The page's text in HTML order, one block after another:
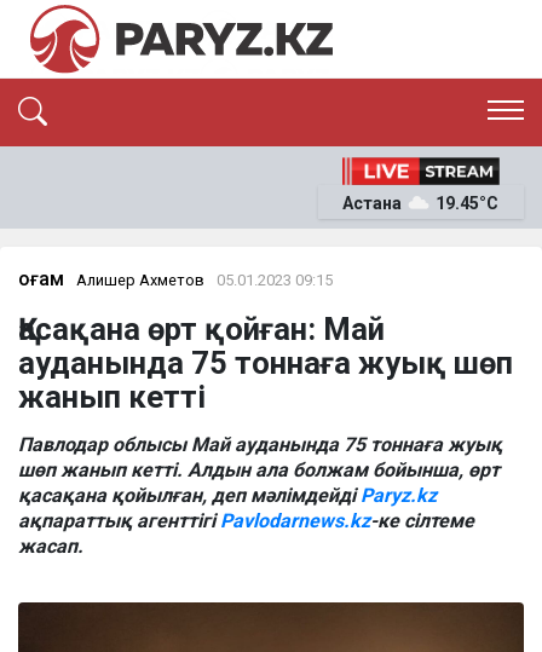
ЭКОНОМИКА
ОҚИҒА
News
Астана 19.45°C
Қоғам Алишер Ахметов 05.01.2023 09:15
Қасақана өрт қойған: Май
ауданында 75 тоннаға жуық шөп
жанып кетті
Павлодар облысы Май ауданында 75 тоннаға жуық
шөп жанып кетті. Алдын ала болжам бойынша, өрт
қасақана қойылған, деп мәлімдейдіParyz.kz
ақпараттық агенттігіPavlodarnews.kz-ке сілтеме
жасап.